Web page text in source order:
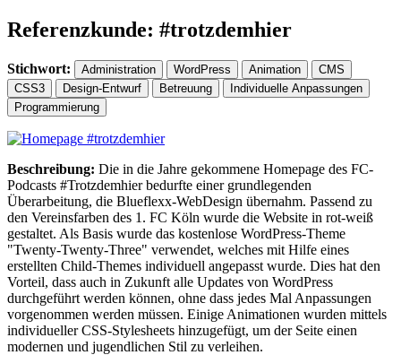
Referenzkunde: #trotzdemhier
Stichwort: Administration WordPress Animation
CMS
CSS3
Design-Entwurf Betreuung
Individuelle Anpassungen
Programmierung
Beschreibung: Die in die Jahre gekommene Homepage des FC-
Podcasts #Trotzdemhier bedurfte einer grundlegenden
Überarbeitung, die Blueflexx-WebDesign übernahm. Passend zu
den Vereinsfarben des 1. FC Köln wurde die Website in rot-weiß
gestaltet. Als Basis wurde das kostenlose WordPress-Theme
"Twenty-Twenty-Three" verwendet, welches mit Hilfe eines
erstellten Child-Themes individuell angepasst wurde. Dies hat den
Vorteil, dass auch in Zukunft alle Updates von WordPress
durchgeführt werden können, ohne dass jedes Mal Anpassungen
vorgenommen werden müssen. Einige Animationen wurden mittels
individueller CSS-Stylesheets hinzugefügt, um der Seite einen
modernen und jugendlichen Stil zu verleihen.